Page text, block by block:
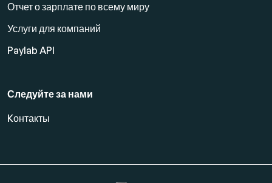
Отчет о зарплате по всему миру
Услуги для компаний
Paylab API
Следуйте за нами
Kонтакты